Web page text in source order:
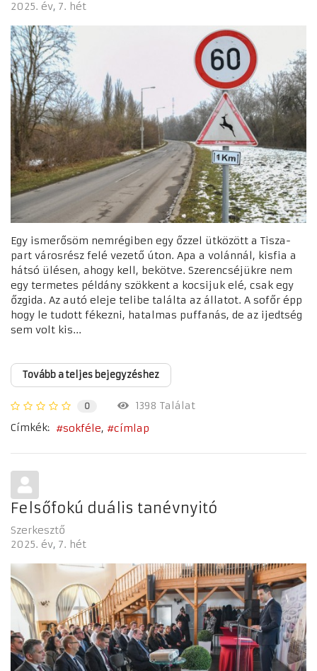
2025. év 7. hét
Egy ismerősöm nemrégiben egy őzzel ütközött a Tisza-
part városrész felé vezető úton. Apa a volánnál, kisfia a
hátsó ülésen, ahogy kell, bekötve. Szerencséjükre nem
egy termetes példány szökkent a kocsijuk elé, csak egy
őzgida. Az autó eleje telibe találta az állatot. A sofőr épp
hogy le tudott fékezni, hatalmas puffanás, de az ijedtség
sem volt kis...
Tovább a teljes bejegyzéshez
0
1398 Találat
Címkék:
sokféle címlap
Felsőfokú duális tanévnyitó
Szerkesztő
2025. év 7. hét